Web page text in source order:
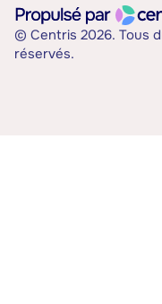
© Centris 2026. Tous
réservés.